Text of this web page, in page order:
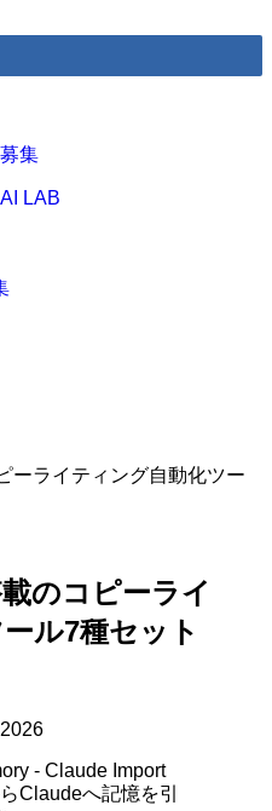
集
LAB
ーライティング自動化ツー
のコピーライ
ル7種セット